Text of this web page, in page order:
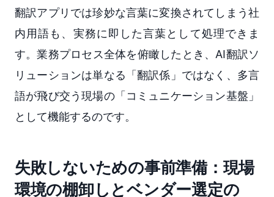
翻訳アプリでは珍妙な言葉に変換されてしまう社
内用語も、実務に即した言葉として処理できま
す。業務プロセス全体を俯瞰したとき、AI翻訳ソ
リューションは単なる「翻訳係」ではなく、多言
語が飛び交う現場の「コミュニケーション基盤」
として機能するのです。
失敗しないための事前準備：現場
環境の棚卸しとベンダー選定の